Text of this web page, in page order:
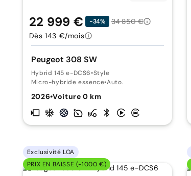
Peugeot 308 SW
Hybrid 145 e-DCS6•Style
Micro-hybride essence•Auto.
2026•Voiture 0 km
22 999 € -34%
34 850 €
Dès 143 €/mois
Exclusivité LOA
PRIX EN BAISSE (-1000 €)